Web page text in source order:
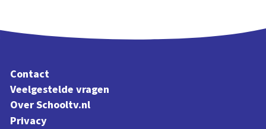
Contact
Veelgestelde vragen
Over Schooltv.nl
Privacy